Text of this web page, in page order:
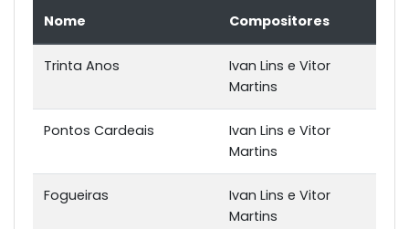
Nome Compositores
Trinta Anos
Ivan Lins e Vitor
Martins
Pontos Cardeais
Ivan Lins e Vitor
Martins
Fogueiras
Ivan Lins e Vitor
Martins